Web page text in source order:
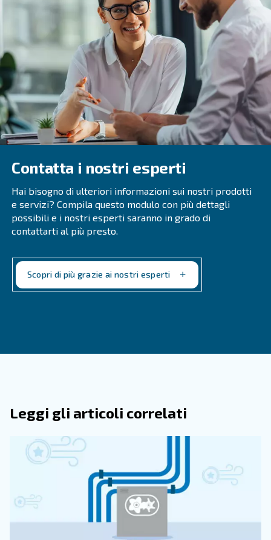
Investire per il futuro
Indipendentemente dal fatto che si utilizzi o meno un
d'aria Ceccato, il nostro team è lieto di aiutarti a
appropriate per il futuro.
La nostra gamma di compressori d'aria include sia
iniezione di olio che oil-free per soddisfare quasi tutti i
applicazioni industriali.
Contatta i nostri esperti
Non esitare a contattarci oggi stesso. Forniremo
personalizzata adatta alla tua attività e al tuo settore.